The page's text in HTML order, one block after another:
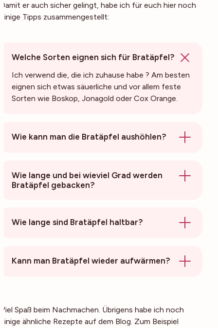
Damit er auch sicher gelingt, habe ich für euch hier noch
einige Tipps zusammengestellt:
Welche Sorten eignen sich für Bratäpfel?
Ich verwend die, die ich zuhause habe ? Am besten
eignen sich etwas säuerliche und vor allem feste
Sorten wie Boskop, Jonagold oder Cox Orange.
Wie kann man die Bratäpfel aushöhlen?
Wie lange und bei wieviel Grad werden
Bratäpfel gebacken?
Wie lange sind Bratäpfel haltbar?
Kann man Bratäpfel wieder aufwärmen?
Viel Spaß beim Nachmachen. Übrigens habe ich noch
einige ähnliche Rezepte auf dem Blog. Zum Beispiel